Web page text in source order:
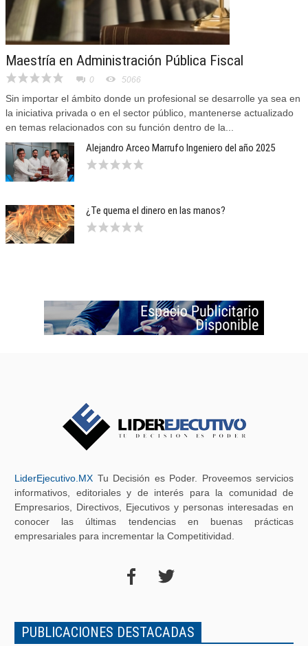
Maestría en Administración Pública Fiscal
0 5066
Sin importar el ámbito donde un profesional se desarrolle ya sea en
la iniciativa privada o en el sector público, mantenerse actualizado
en temas relacionados con su función dentro de la...
Alejandro Arceo Marrufo Ingeniero del año 2025
¿Te quema el dinero en las manos?
LiderEjecutivo.MX Tu Decisión es Poder. Proveemos servicios
informativos, editoriales y de interés para la comunidad de
Empresarios, Directivos, Ejecutivos y personas interesadas en
conocer las últimas tendencias en buenas prácticas
empresariales para incrementar la Competitividad.
PUBLICACIONES DESTACADAS